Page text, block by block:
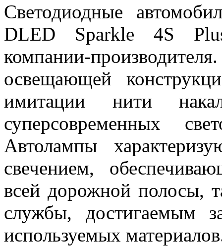
Светодиодные
DLED Sparkle 4S
компании-
освещающей
имитации нити
суперсовременных
Автолампы
свечением,
всей дорожной полосы,
службы, достигаемым
используемых